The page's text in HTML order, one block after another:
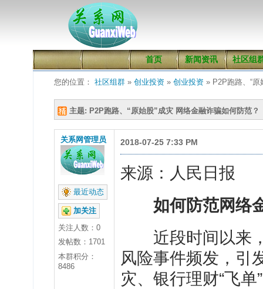
首页 新闻资讯 社区组
您的位置： 社区组群» 创业投资 » 创业投资 » P2P跑路、“原
主题: P2P跑路、“原始股”成灾 网络金融诈骗如何防范？
关系网管理员
最近动态
加关注
关注人数： 0
发帖数：1701
本群积分：
8486
2018-07-25 7:33 PM
来源：人民日报
如何防范网络
近段时间以来，
风险事件频发，引
灾、银行理财“飞